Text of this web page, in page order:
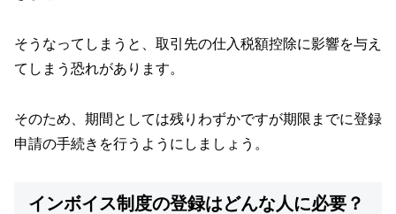
そうなってしまうと、取引先の仕入税額控除に影響を与え
てしまう恐れがあります。
そのため、期間としては残りわずかですが期限までに登録
申請の手続きを行うようにしましょう。
インボイス制度の登録はどんな人に必要？